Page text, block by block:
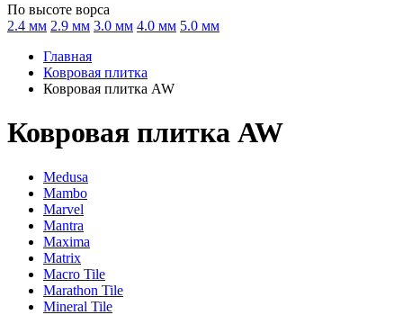
По высоте ворса
2.4 мм 2.9 мм 3.0 мм 4.0 мм 5.0 мм
Главная
Ковровая плитка
Ковровая плитка AW
Ковровая плитка AW
Medusa
Mambo
Marvel
Mantra
Maxima
Matrix
Macro Tile
Marathon Tile
Mineral Tile